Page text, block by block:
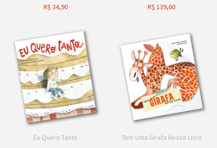
R$ 34,90
R$ 139,60
Eu Quero Tanto
Tem Uma Girafa Nesse Livro